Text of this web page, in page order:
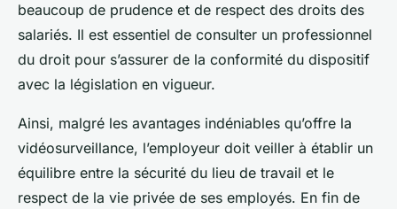
beaucoup de prudence et de respect des droits des
salariés. Il est essentiel de consulter un professionnel
du droit pour s’assurer de la conformité du dispositif
avec la législation en vigueur.
Ainsi, malgré les avantages indéniables qu’offre la
vidéosurveillance, l’employeur doit veiller à établir un
équilibre entre la sécurité du lieu de travail et le
respect de la vie privée de ses employés. En fin de